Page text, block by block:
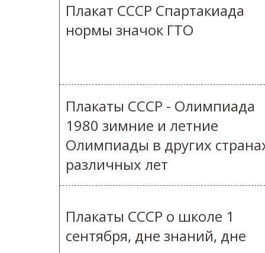
Плакат СССР Спартакиада
нормы значок ГТО
Плакаты СССР - Олимпиада
1980 зимние и летние
Олимпиады в других
различных лет
Плакаты СССР о школе 1
сентября, дне знаний, дне